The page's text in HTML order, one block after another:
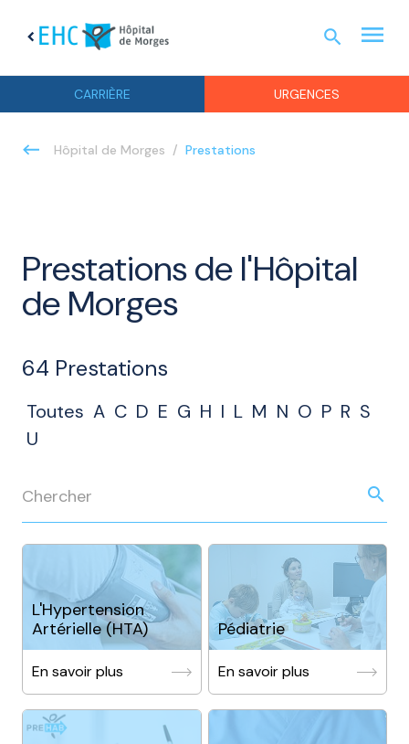
chevron_left
CARRIÈRE URGENCES
search menu
Hôpital de Morges Prestations
Prestations de l'Hôpital
de Morges
64 Prestations
Toutes A C D E G H I L M N O P R S
U
search
L'Hypertension
Artérielle (HTA)
En savoir plus
Pédiatrie
En savoir plus